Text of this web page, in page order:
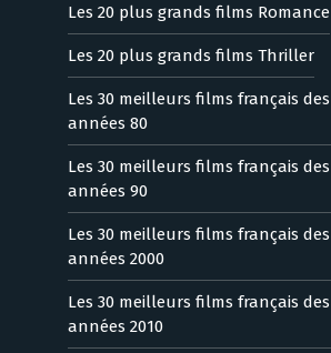
Les 20 plus grands films Romance
Les 20 plus grands films Thriller
Les 30 meilleurs films français des
années 80
Les 30 meilleurs films français des
années 90
Les 30 meilleurs films français des
années 2000
Les 30 meilleurs films français des
années 2010